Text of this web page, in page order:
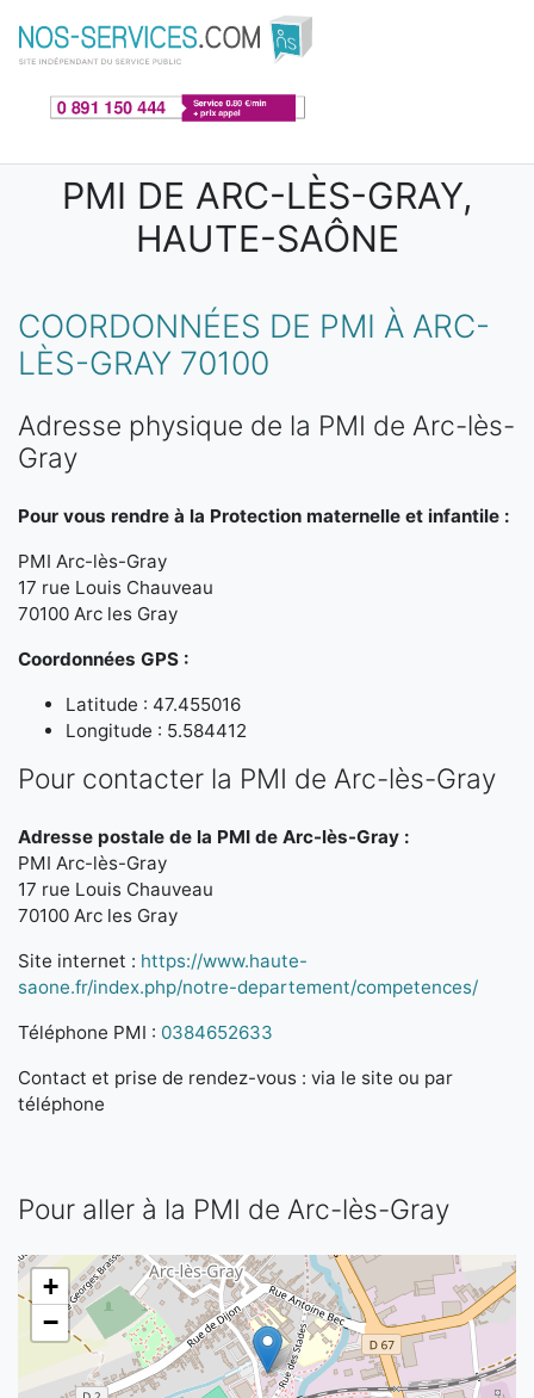
Aller au contenu principal
PMI DE ARC-LÈS-GRAY,
HAUTE-SAÔNE
COORDONNÉES DE PMI À ARC-
LÈS-GRAY 70100
Adresse physique de la PMI de Arc-lès-
Gray
Pour vous rendre à la Protection maternelle et infantile :
PMI Arc-lès-Gray
17 rue Louis Chauveau
70100 Arc les Gray
Coordonnées GPS :
Latitude : 47.455016
Longitude : 5.584412
Pour contacter la PMI de Arc-lès-Gray
Adresse postale de la PMI de Arc-lès-Gray :
PMI Arc-lès-Gray
17 rue Louis Chauveau
70100 Arc les Gray
Site internet : https://www.haute-
saone.fr/index.php/notre-departement/competences/
Téléphone PMI : 0384652633
Contact et prise de rendez-vous : via le site ou par
téléphone
Pour aller à la PMI de Arc-lès-Gray
+
−